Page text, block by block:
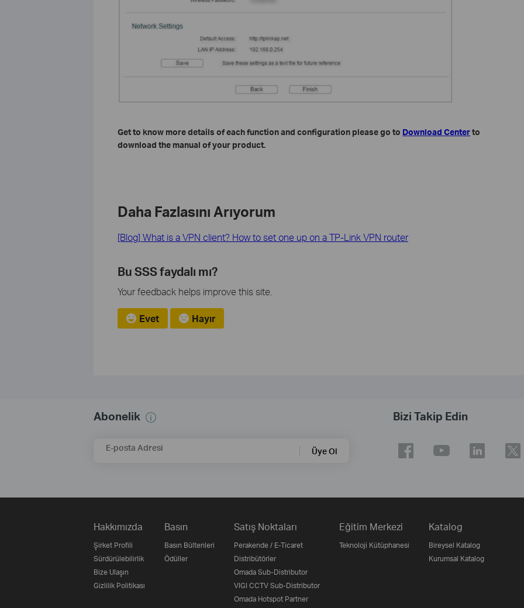
Get to know more details of each function and configuration please go to Download Centerto
download the manual of your product.
Daha Fazlasını Arıyorum
[Blog] What is a VPN client? How to set one up on a TP-Link VPN router
Bu SSS faydalı mı?
Your feedback helps improve this site.
Evet Hayır
Abonelik
E-posta Adresi Üye Ol
Bizi Takip Edin
Hakkımızda
Şirket Profili
Sürdürülebilirlik
Bize Ulaşın
Gizlilik Politikası
Basın
Basın Bültenleri
Ödüller
Satış Noktaları
Perakende / E-Ticaret
Distribütörler
Omada Sub-Distributor
VIGI CCTV Sub-Distributor
Omada Hotspot Partner
Eğitim Merkezi
Teknoloji Kütüphanesi
Katalog
Bireysel Katalog
Kurumsal Katalog